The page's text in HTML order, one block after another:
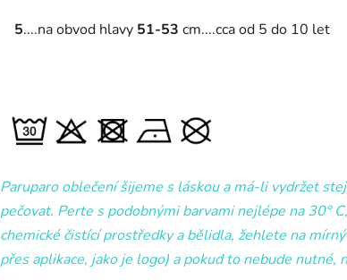
5....na obvod hlavy 51-53 cm....cca od 5 do 10 let
Paruparo oblečení šijeme s láskou a má-li vydržet
pečovat. Perte s podobnými barvami nejlépe na 30°
chemické čistící prostředky a bělidla, žehlete na
přes aplikace, jako je logo) a pokud to nebude nutné,